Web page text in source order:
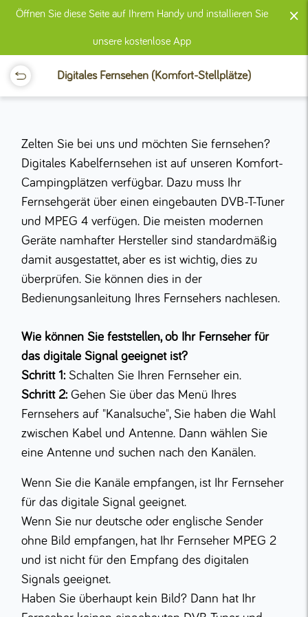
Öffnen Sie diese Seite auf Ihrem Handy und installieren Sie
unsere kostenlose App
×
Digitales Fernsehen (Komfort-Stellplätze)
Zelten Sie bei uns und möchten Sie fernsehen?
Digitales Kabelfernsehen ist auf unseren Komfort-
Campingplätzen verfügbar. Dazu muss Ihr
Fernsehgerät über einen eingebauten DVB-T-Tuner
und MPEG 4 verfügen. Die meisten modernen
Geräte namhafter Hersteller sind standardmäßig
damit ausgestattet, aber es ist wichtig, dies zu
überprüfen. Sie können dies in der
Bedienungsanleitung Ihres Fernsehers nachlesen.
Wie können Sie feststellen, ob Ihr Fernseher für
das digitale Signal geeignet ist?
Schritt 1: Schalten Sie Ihren Fernseher ein.
Schritt 2: Gehen Sie über das Menü Ihres
Fernsehers auf "Kanalsuche", Sie haben die Wahl
zwischen Kabel und Antenne. Dann wählen Sie
eine Antenne und suchen nach den Kanälen.
Wenn Sie die Kanäle empfangen, ist Ihr Fernseher
für das digitale Signal geeignet.
Wenn Sie nur deutsche oder englische Sender
ohne Bild empfangen, hat Ihr Fernseher MPEG 2
und ist nicht für den Empfang des digitalen
Signals geeignet.
Haben Sie überhaupt kein Bild? Dann hat Ihr